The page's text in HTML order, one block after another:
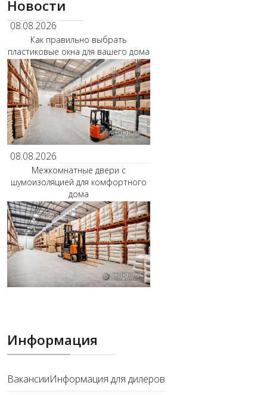
Новости
08.08.2026
Как правильно выбрать
пластиковые окна для вашего дома
08.08.2026
Межкомнатные двери с
шумоизоляцией для комфортного
дома
Информация
ВакансииИнформация для дилеров